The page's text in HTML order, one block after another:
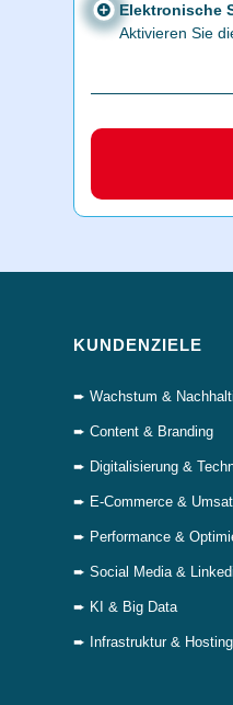
Elektronische
Aktivieren Sie
KUNDENZIELE
➨ Wachstum &
➨ Content & Branding
➨ Digitalisierung &
➨ E-Commerce &
➨ Performance &
➨ Social Media &
➨ KI & Big Data
➨ Infrastruktur & Hosting